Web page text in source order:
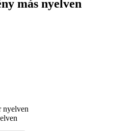
más nyelven
nyelven